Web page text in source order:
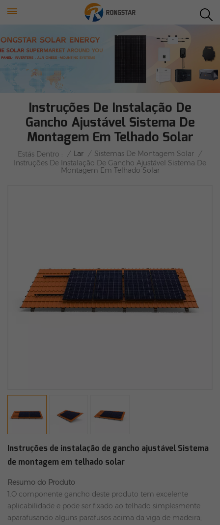
Instruções De Instalação De
Gancho Ajustável Sistema De
Montagem Em Telhado Solar
Estás Dentro : / Lar / Sistemas De Montagem Solar /
Instruções De Instalação De Gancho Ajustável Sistema De
Montagem Em Telhado Solar
Instruções de instalação de gancho ajustável Sistema
de montagem em telhado solar
Resumo do Produto
1.O componente gancho deste produto tem excelente
aplicabilidade e pode ser fixado ao telhado simplesmente
aparafusando alguns parafusos acima da viga de madeira;